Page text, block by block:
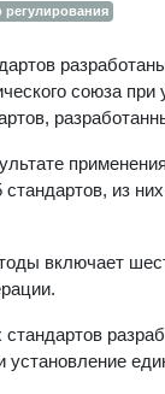
регулирования
союза
из
включает